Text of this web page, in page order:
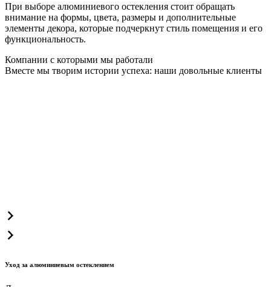
При выборе алюминиевого остекления стоит обращать
внимание на формы, цвета, размеры и дополнительные
элементы декора, которые подчеркнут стиль помещения и его
функциональность.
Компании с которыми мы работали
Вместе мы творим истории успеха: наши довольные клиенты
Уход за алюминиевым остеклением